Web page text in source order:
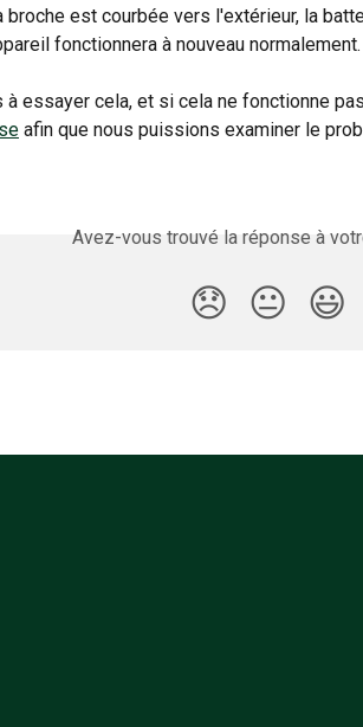
broche est courbée vers l'extérieur, la
fonctionnera à nouveau normalement.
à essayer cela, et si cela ne fonctionne
afin que nous puissions examiner le
Avez-vous trouvé la réponse à
😞 😐 😃